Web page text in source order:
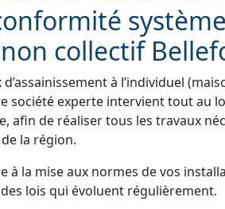
système
collectif
à l’individuel
société experte intervient tout au
afin de réaliser tous les travaux
la région.
à la mise aux normes de vos
lois qui évoluent régulièrement.